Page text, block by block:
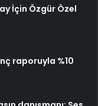
İçin Özgür Özel
raporuyla %10